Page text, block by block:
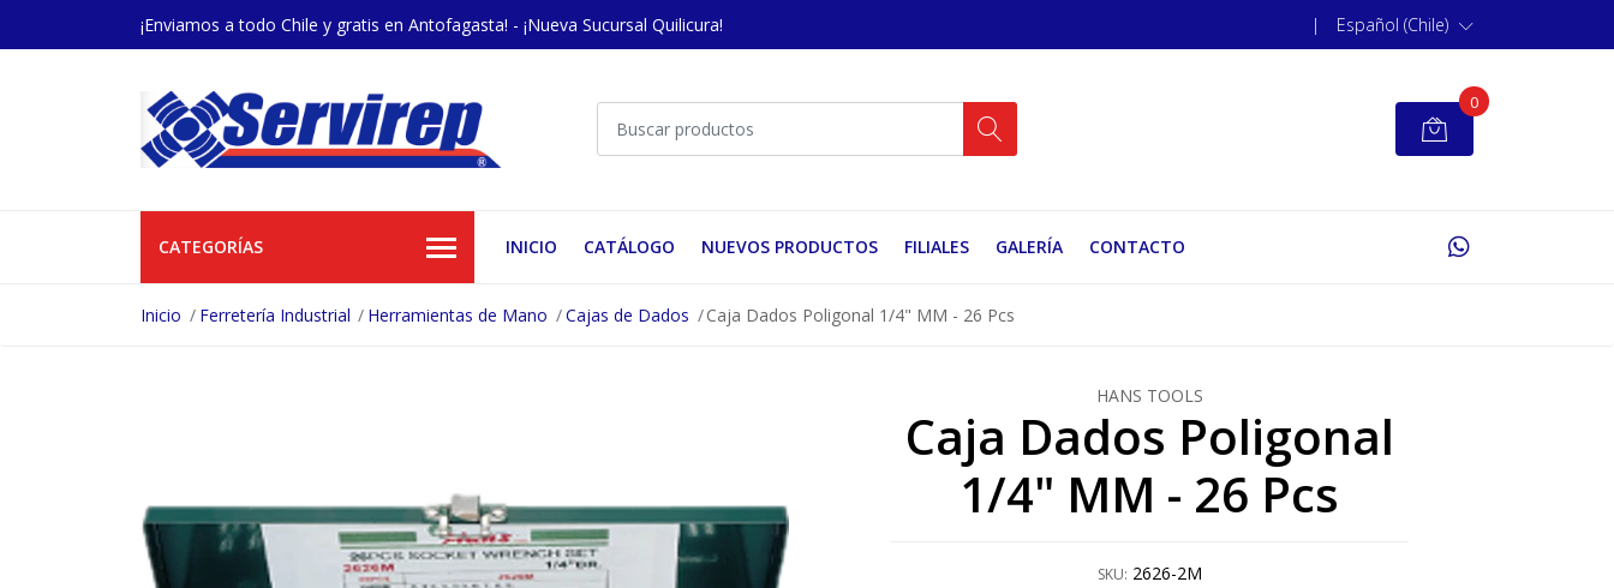
¡Enviamos a todo Chile y gratis en Antofagasta! - ¡Nueva Sucursal Quilicura! | Español (Chile)
0
CATEGORÍAS INICIO CATÁLOGO NUEVOS PRODUCTOS FILIALES GALERÍA CONTACTO
Inicio Ferretería Industrial Herramientas de Mano Cajas de Dados Caja Dados Poligonal 1/4" MM - 26 Pcs
HANS TOOLS
Caja Dados Poligonal
1/4" MM - 26 Pcs
SKU: 2626-2M